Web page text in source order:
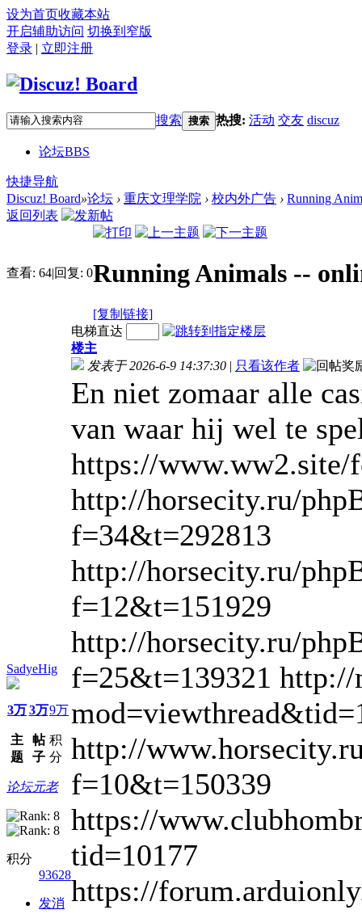
设为首页收藏本站
开启辅助访问 切换到窄版
登录 | 立即注册
搜索 搜索 热搜: 活动 交友 discuz
论坛BBS
快捷导航
Discuz! Board»论坛 › 重庆文理学院 › 校内外广告 › Running
返回列表
查看: 64|回复: 0Running Animals --
[复制链接]
SadyeHig
3万
主
题
3万
帖
子
9万
积
分
论坛元老
积分
93628
发消
电梯直达
楼主
发表于 2026-6-9 14:37:30 | 只看该作者
En niet zomaar alle
van waar hij wel te
https://www.ww2.site/
http://horsecity.ru/
f=34&t=292813
http://horsecity.ru/
f=12&t=151929
http://horsecity.ru/
f=25&t=139321 http://
http://
f=10&t=150339
https://
tid=10177
https://